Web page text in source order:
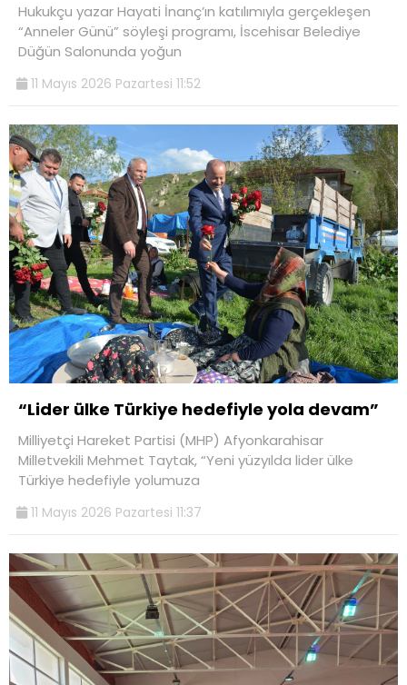
Hukukçu yazar Hayati İnanç’ın katılımıyla gerçekleşen
“Anneler Günü” söyleşi programı, İscehisar Belediye
Düğün Salonunda yoğun
11 Mayıs 2026 Pazartesi 11:52
“Lider ülke Türkiye hedefiyle yola devam”
Milliyetçi Hareket Partisi (MHP) Afyonkarahisar
Milletvekili Mehmet Taytak, “Yeni yüzyılda lider ülke
Türkiye hedefiyle yolumuza
11 Mayıs 2026 Pazartesi 11:37